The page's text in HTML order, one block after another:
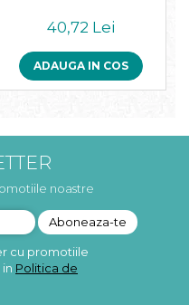
40,72 Lei
ADAUGA IN COS
noastre
cu promotiile
Politica de